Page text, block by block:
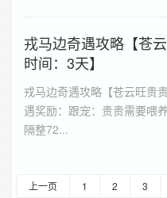
戎马边奇遇攻略【苍
时间：3天】
戎马边奇遇攻略【苍云旺贵
遇奖励：跟宠：贵贵需要喂
隔整72...
上一页 1 2 3